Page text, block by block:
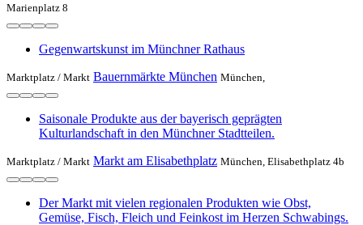
Marienplatz 8
Gegenwartskunst im Münchner Rathaus
Marktplatz / Markt Bauernmärkte München München,
Saisonale Produkte aus der bayerisch geprägten
Kulturlandschaft in den Münchner Stadtteilen.
Marktplatz / Markt Markt am Elisabethplatz München, Elisabethplatz 4b
Der Markt mit vielen regionalen Produkten wie Obst,
Gemüse, Fisch, Fleich und Feinkost im Herzen Schwabings.